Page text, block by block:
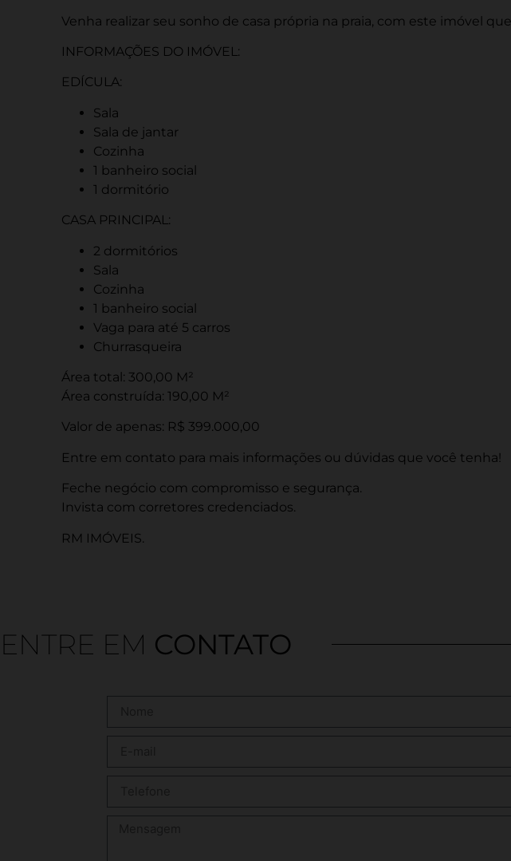
Venha realizar seu sonho de casa própria na praia, com este imóvel
INFORMAÇÕES DO IMÓVEL:
EDÍCULA:
Sala
Sala de jantar
Cozinha
1 banheiro social
1 dormitório
CASA PRINCIPAL:
2 dormitórios
Sala
Cozinha
1 banheiro social
Vaga para até 5 carros
Churrasqueira
Área total: 300,00 M²
Área construída: 190,00 M²
Valor de apenas: R$ 399.000,00
Entre em contato para mais informações ou dúvidas que você tenha!
Feche negócio com compromisso e segurança.
Invista com corretores credenciados.
RM IMÓVEIS.
ENTRE EM CONTATO